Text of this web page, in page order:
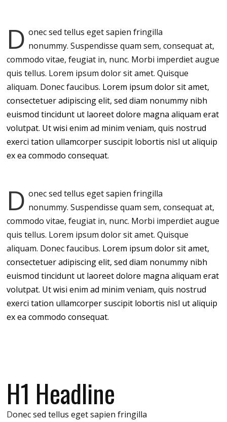
D onec sed tellus eget sapien fringilla
nonummy.Suspendisse quam sem, consequat at,
commodo vitae, feugiat in, nunc. Morbi imperdiet augue
quis tellus. Lorem ipsum dolor sit amet. Quisque
aliquam. Donec faucibus. Lorem ipsum dolor sit amet,
consectetuer adipiscing elit, sed diam nonummy nibh
euismod tincidunt ut laoreet dolore magna aliquam erat
volutpat. Ut wisi enim ad minim veniam, quis nostrud
exerci tation ullamcorper suscipit lobortis nisl ut aliquip
ex ea commodo consequat.
D onec sed tellus eget sapien fringilla
nonummy.Suspendisse quam sem, consequat at,
commodo vitae, feugiat in, nunc. Morbi imperdiet augue
quis tellus. Lorem ipsum dolor sit amet. Quisque
aliquam. Donec faucibus. Lorem ipsum dolor sit amet,
consectetuer adipiscing elit, sed diam nonummy nibh
euismod tincidunt ut laoreet dolore magna aliquam erat
volutpat. Ut wisi enim ad minim veniam, quis nostrud
exerci tation ullamcorper suscipit lobortis nisl ut aliquip
ex ea commodo consequat.
H1 Headline
Donec sed tellus eget sapien fringilla